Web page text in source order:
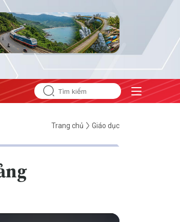
vệ nền tảng tư tưởng của Đảng
Trang chủ Giáo dục